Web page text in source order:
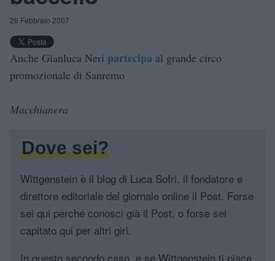
26 Febbraio 2007
Anche Gianluca Neri partecipa al grande circo
promozionale di Sanremo
Macchianera
Dove sei?
Wittgenstein è il blog di Luca Sofri, il fondatore e
direttore editoriale del giornale online il Post. Forse
sei qui perché conosci già il Post, o forse sei
capitato qui per altri giri.
In questo secondo caso, e se Wittgenstein ti piace,